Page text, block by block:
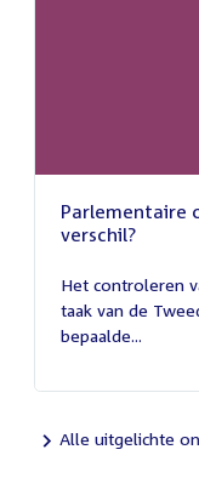
Parlementaire
verschil?
juli
2026
Het controleren
taak van de
bepaalde...
Alle uitgelichte